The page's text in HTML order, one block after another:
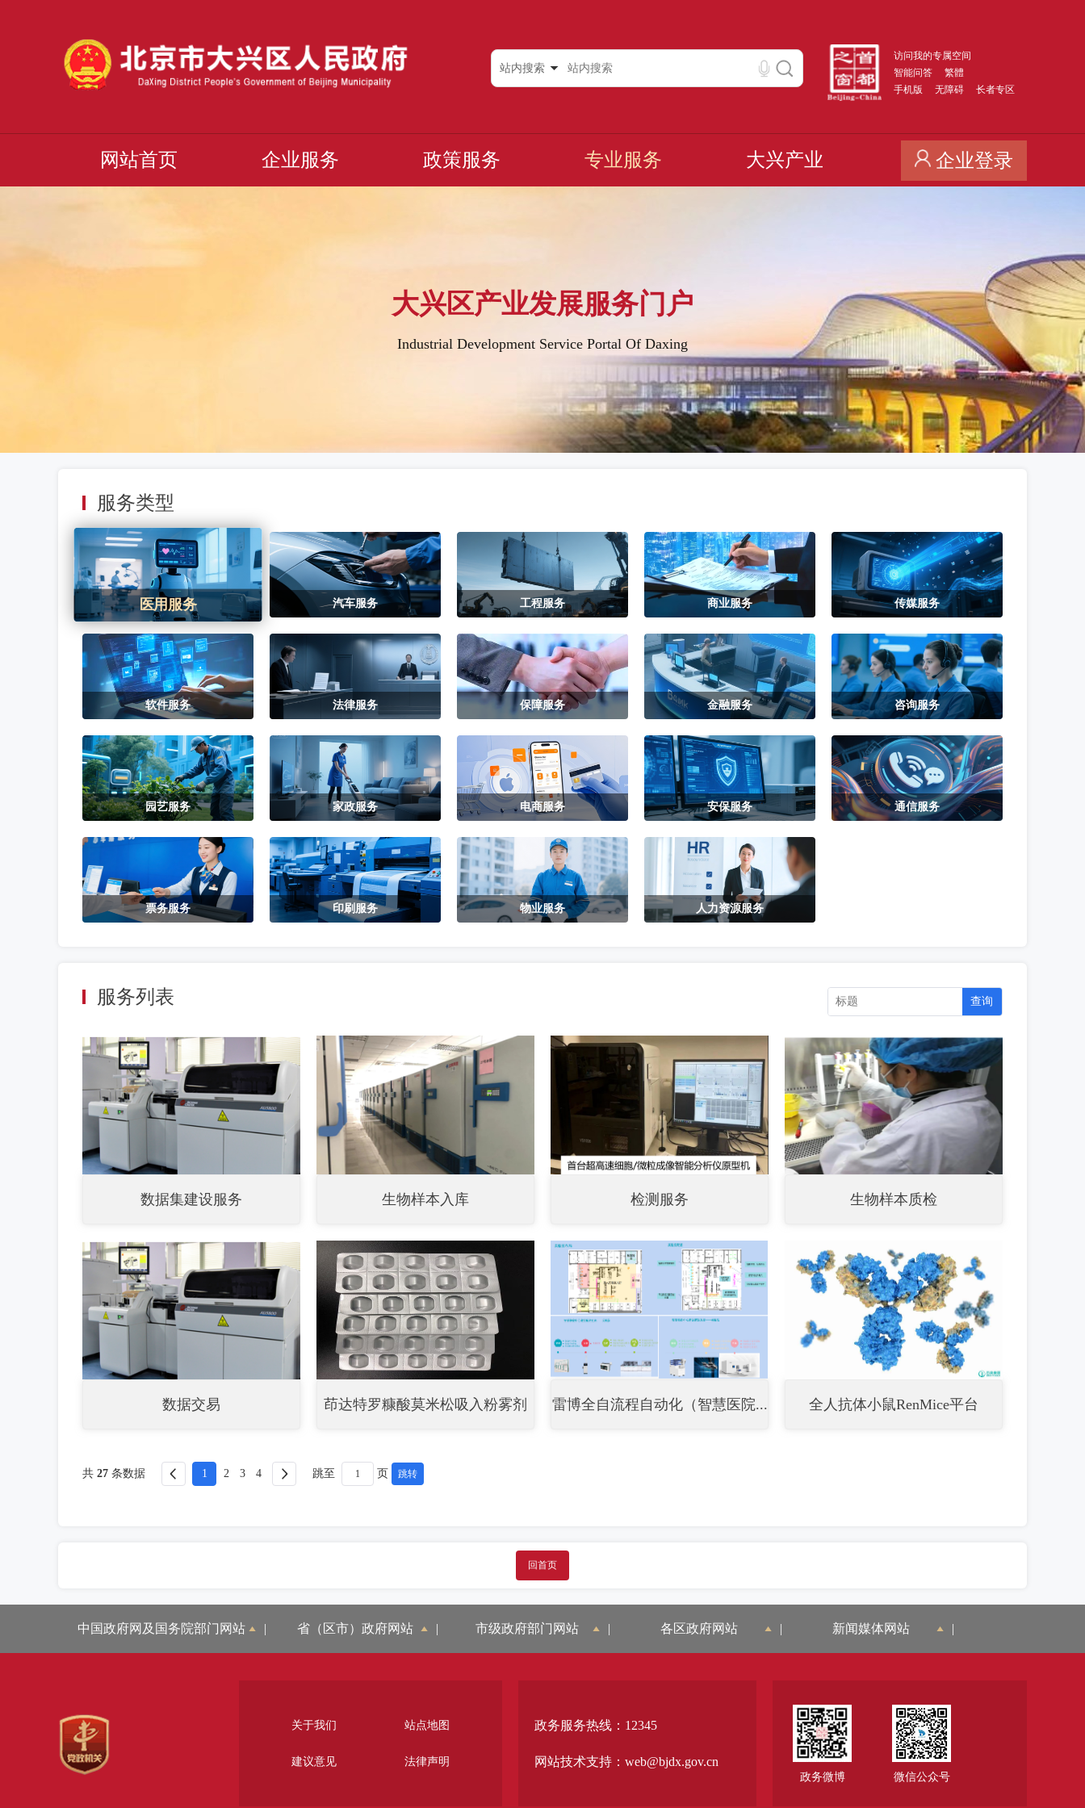
访问我的专属空间
智能问答
繁體
手机版
无障碍 长者专区
站内搜索
网站首页 企业服务 政策服务 专业服务 大兴产业 企业登录
大兴区产业发展服务门户
Industrial Development Service Portal Of Daxing
服务类型
医用服务 汽车服务 工程服务 商业服务 传媒服务
软件服务 法律服务 保障服务 金融服务 咨询服务
园艺服务 家政服务 电商服务 安保服务 通信服务
票务服务 印刷服务 物业服务 人力资源服务
服务列表
数据集建设服务 生物样本入库 检测服务 生物样本质检
数据交易 茚达特罗糠酸莫米松吸入粉雾剂 雷博全自流程自动化（智慧医院... 全人抗体小鼠RenMice平台
共 27 条数据 1 2 3 4 跳至 页
回首页
中国政府网及国务院部门网站 | 省（区市）政府网站 | 市级政府部门网站 | 各区政府网站 | 新闻媒体网站 |
关于我们 站点地图
建议意见 法律声明
政务服务热线：12345
网站技术支持：web@bjdx.gov.cn
政务微博 微信公众号